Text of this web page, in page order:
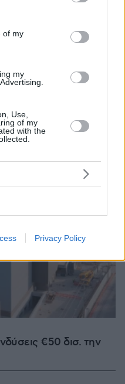
its third-party tags to
purposes in below Google
of my
my
Use,
of my
with the
Privacy Policy
με
και βίαζε γυναίκες,
και τον άφησε
€50 δισ. την